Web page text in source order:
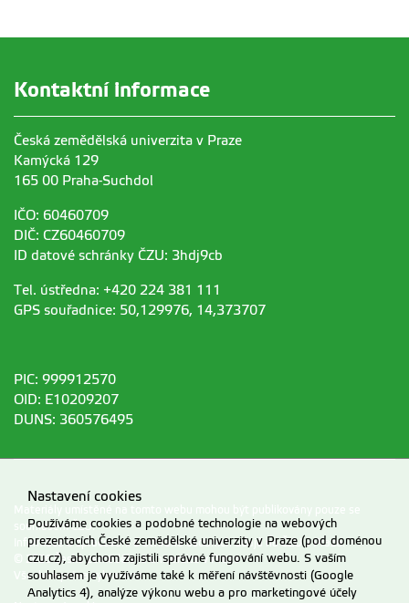
Kontaktní informace
Česká zemědělská univerzita v Praze
Kamýcká 129
165 00 Praha-Suchdol
IČO: 60460709
DIČ: CZ60460709
ID datové schránky ČZU: 3hdj9cb
Tel. ústředna: +420 224 381 111
GPS souřadnice: 50,129976, 14,373707
PIC: 999912570
OID: E10209207
DUNS: 360576495
souhlasem ČZU.
Informace o zpracování a ochraně osobních údajů na ČZU v Praze.
© 2026 Česká zemědělská univerzita v Praze
Všechna práva vyhrazena
Nastavení cookies
Používáme cookies a podobné technologie na webových
prezentacích České zemědělské univerzity v Praze (pod doménou
czu.cz), abychom zajistili správné fungování webu. S vaším
souhlasem je využíváme také k měření návštěvnosti (Google
Analytics 4), analýze výkonu webu a pro marketingové účely